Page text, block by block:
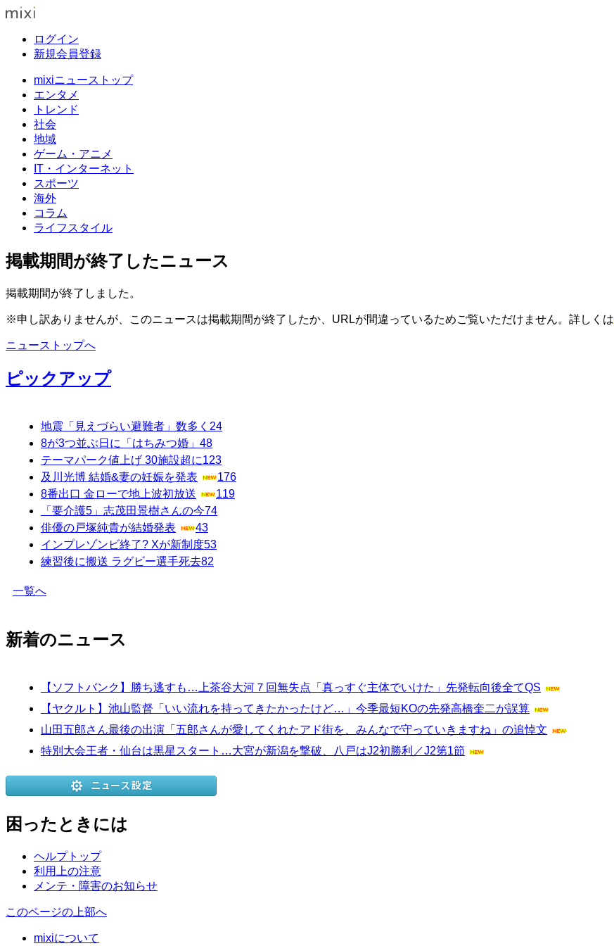
ログイン
新規会員登録
mixiニューストップ
エンタメ
トレンド
社会
地域
ゲーム・アニメ
IT・インターネット
スポーツ
海外
コラム
ライフスタイル
掲載期間が終了したニュース
掲載期間が終了しました。
※申し訳ありませんが、このニュースは掲載期間が終了したか、URLが間違っているためご覧いただけません。詳しくは
ニューストップへ
ピックアップ
地震「見えづらい避難者」数多く 24
8が3つ並ぶ日に「はちみつ婚」 48
テーマパーク値上げ 30施設超に123
及川光博 結婚&妻の妊娠を発表
176
8番出口 金ローで地上波初放送
119
「要介護5」志茂田景樹さんの今74
俳優の戸塚純貴が結婚発表
43
インプレゾンビ終了? Xが新制度53
練習後に搬送 ラグビー選手死去82
一覧へ
新着のニュース
【ソフトバンク】勝ち逃すも…上茶谷大河７回無失点「真っすぐ主体でいけた」先発転向後全てQS
【ヤクルト】池山監督「いい流れを持ってきたかったけど…」今季最短KOの先発高橋奎二が誤算
山田五郎さん最後の出演「五郎さんが愛してくれたアド街を、みんなで守っていきますね」の追悼文
特別大会王者・仙台は黒星スタート…大宮が新潟を撃破、八戸はJ2初勝利／J2第1節
困ったときには
ヘルプトップ
利用上の注意
メンテ・障害のお知らせ
このページの上部へ
mixiについて